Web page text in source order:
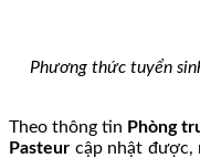
Phương thức tuyển
Theo thông tin Phòng
Pasteur cập nhật được,